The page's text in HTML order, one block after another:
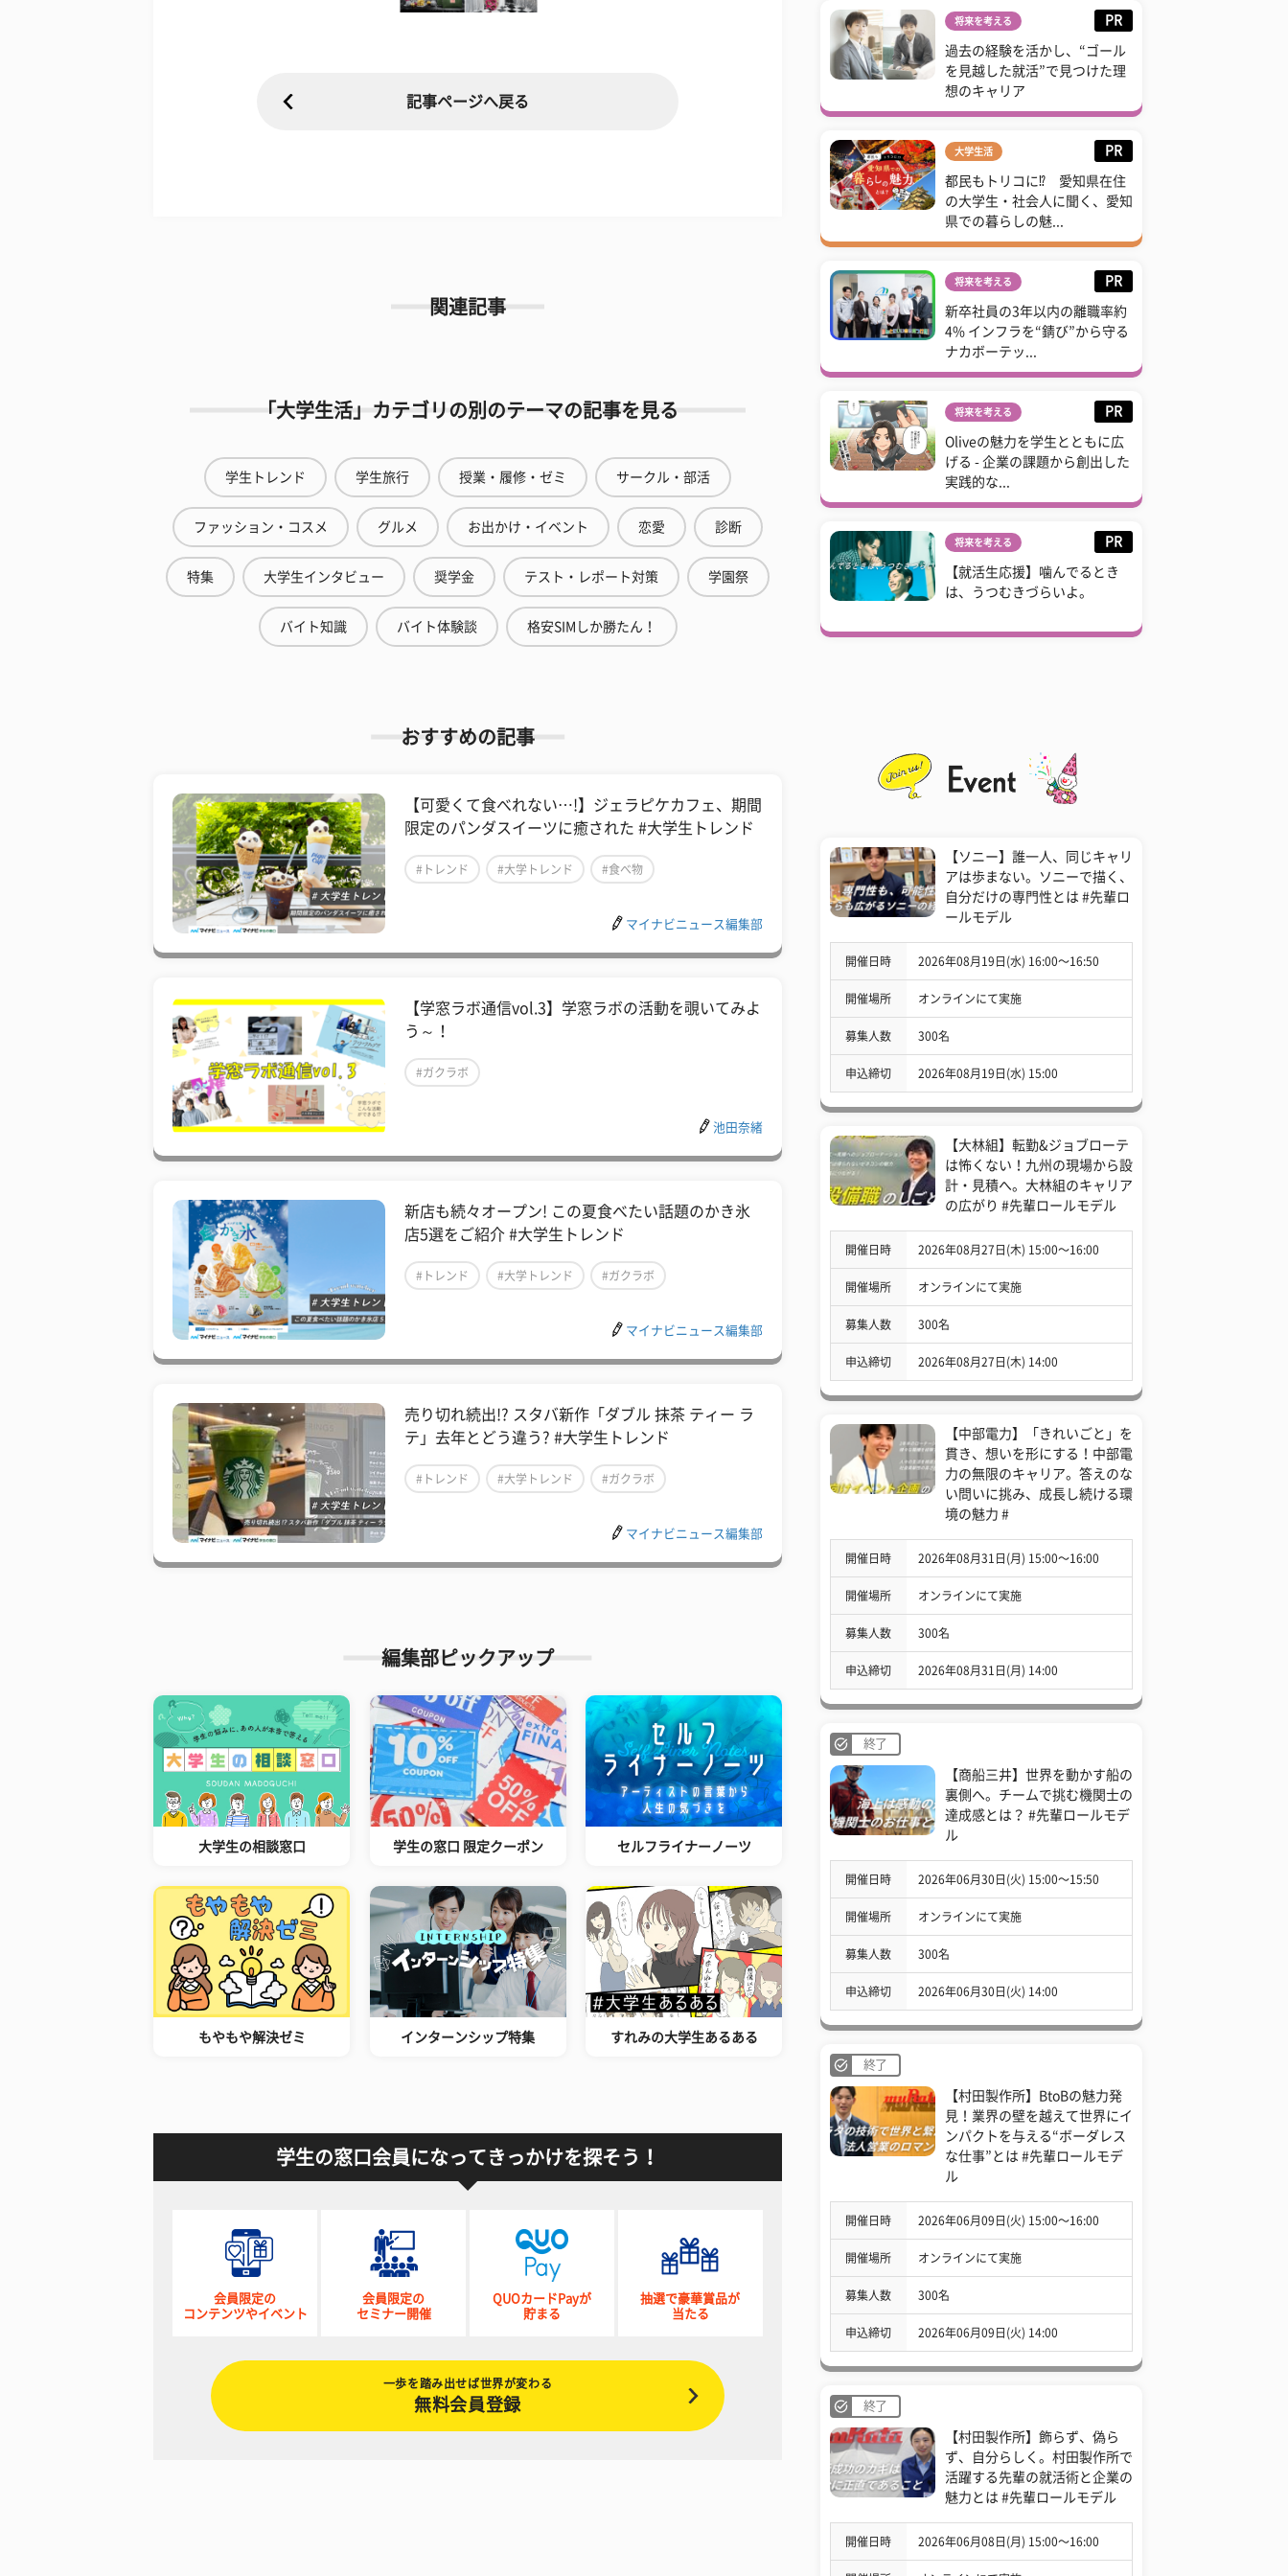
記事ページへ戻る
関連記事
「大学生活」カテゴリの別のテーマの記事を見る
学生トレンド 学生旅行 授業・履修・ゼミ サークル・部活
ファッション・コスメ グルメ お出かけ・イベント 恋愛 診断
特集 大学生インタビュー 奨学金 テスト・レポート対策 学園祭
バイト知識 バイト体験談 格安SIMしか勝たん！
おすすめの記事
【可愛くて食べれない…!】ジェラピケカフェ、期間
限定のパンダスイーツに癒された #大学生トレンド
#トレンド #大学トレンド #食べ物
マイナビニュース編集部
【学窓ラボ通信vol.3】学窓ラボの活動を覗いてみよ
う～！
#ガクラボ
池田奈緒
新店も続々オープン! この夏食べたい話題のかき氷
店5選をご紹介 #大学生トレンド
#トレンド #大学トレンド #ガクラボ
マイナビニュース編集部
売り切れ続出!? スタバ新作「ダブル 抹茶 ティー ラ
テ」去年とどう違う? #大学生トレンド
#トレンド #大学トレンド #ガクラボ
マイナビニュース編集部
編集部ピックアップ
大学生の相談窓口 学生の窓口 限定クーポン セルフライナーノーツ
もやもや解決ゼミ インターンシップ特集 すれみの大学生あるある
学生の窓口会員になってきっかけを探そう！
会員限定の
コンテンツやイベント
会員限定の
セミナー開催
QUOカードPayが
貯まる
抽選で豪華賞品が
当たる
一歩を踏み出せば世界が変わる
無料会員登録
将来を考える PR
過去の経験を活かし、“ゴール
を見越した就活”で見つけた理
想のキャリア
大学生活 PR
都民もトリコに⁉ 愛知県在住
の大学生・社会人に聞く、愛知
県での暮らしの魅...
将来を考える PR
新卒社員の3年以内の離職率約
4% インフラを“錆び”から守る
ナカボーテッ...
将来を考える PR
Oliveの魅力を学生とともに広
げる - 企業の課題から創出した
実践的な...
将来を考える PR
【就活生応援】噛んでるとき
は、うつむきづらいよ。
【ソニー】誰一人、同じキャリ
アは歩まない。ソニーで描く、
自分だけの専門性とは #先輩ロ
ールモデル
開催日時 2026年08月19日(水) 16:00〜16:50
開催場所 オンラインにて実施
募集人数 300名
申込締切 2026年08月19日(水) 15:00
【大林組】転勤&ジョブローテ
は怖くない！九州の現場から設
計・見積へ。大林組のキャリア
の広がり #先輩ロールモデル
開催日時 2026年08月27日(木) 15:00〜16:00
開催場所 オンラインにて実施
募集人数 300名
申込締切 2026年08月27日(木) 14:00
【中部電力】「きれいごと」を
貫き、想いを形にする！中部電
力の無限のキャリア。答えのな
い問いに挑み、成長し続ける環
境の魅力 #
開催日時 2026年08月31日(月) 15:00〜16:00
開催場所 オンラインにて実施
募集人数 300名
申込締切 2026年08月31日(月) 14:00
終了
【商船三井】世界を動かす船の
裏側へ。チームで挑む機関士の
達成感とは？ #先輩ロールモデ
ル
開催日時 2026年06月30日(火) 15:00〜15:50
開催場所 オンラインにて実施
募集人数 300名
申込締切 2026年06月30日(火) 14:00
終了
【村田製作所】BtoBの魅力発
見！業界の壁を越えて世界にイ
ンパクトを与える“ボーダレス
な仕事”とは #先輩ロールモデ
ル
開催日時 2026年06月09日(火) 15:00〜16:00
開催場所 オンラインにて実施
募集人数 300名
申込締切 2026年06月09日(火) 14:00
終了
【村田製作所】飾らず、偽ら
ず、自分らしく。村田製作所で
活躍する先輩の就活術と企業の
魅力とは #先輩ロールモデル
開催日時 2026年06月08日(月) 15:00〜16:00